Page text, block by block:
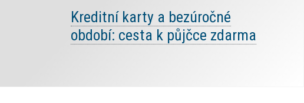
Kreditní karty a bezúročné
období: cesta k půjčce zdarma